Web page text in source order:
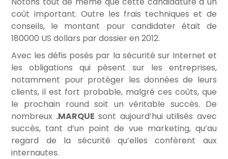
coût important. Outre les frais techniques et de
conseils, le montant pour candidater était de
180000 US dollars par dossier en 2012.
Avec les défis posés par la sécurité sur Internet et
les obligations qui pèsent sur les entreprises,
notamment pour protéger les données de leurs
clients, il est fort probable, malgré ces coûts, que
le prochain round soit un véritable succès. De
nombreux .MARQUE sont aujourd’hui utilisés avec
succès, tant d’un point de vue marketing, qu’au
regard de la sécurité qu’elles confèrent aux
internautes.